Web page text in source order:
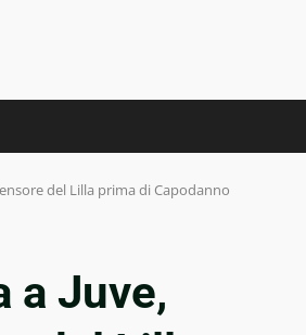
del Lilla prima di Capodanno
a Juve,